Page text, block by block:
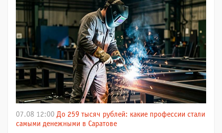
07.08 12:00 До 259 тысяч рублей: какие профессии стали
самыми денежными в Саратове